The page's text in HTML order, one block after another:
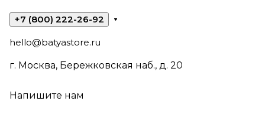
+7 (800) 222-26-92
hello@batyastore.ru
г. Москва, Бережковская наб., д. 20
Напишите нам